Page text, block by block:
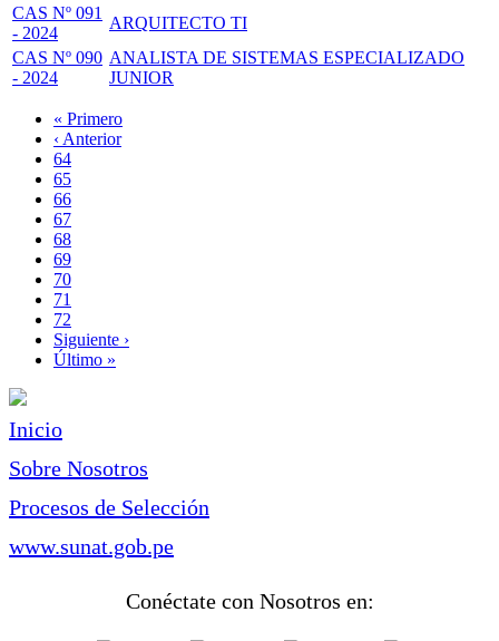
CAS Nº 091
- 2024
ARQUITECTO TI
CAS Nº 090
- 2024
ANALISTA DE SISTEMAS ESPECIALIZADO
JUNIOR
Paginación
Primera
página
« Primero
Página
anterior
‹ Anterior
Page
64
Page
65
Page
66
Page
67
Página
actual
68
Page
69
Page
70
Page
71
Page
72
Siguiente
página
Siguiente ›
Última
Último »
Inicio
Sobre Nosotros
Procesos de Selección
www.sunat.gob.pe
Conéctate con Nosotros en: